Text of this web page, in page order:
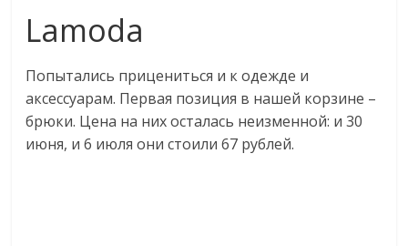
Lamoda
Попытались прицениться и к одежде и
аксессуарам. Первая позиция в нашей корзине –
брюки. Цена на них осталась неизменной: и 30
июня, и 6 июля они стоили 67 рублей.